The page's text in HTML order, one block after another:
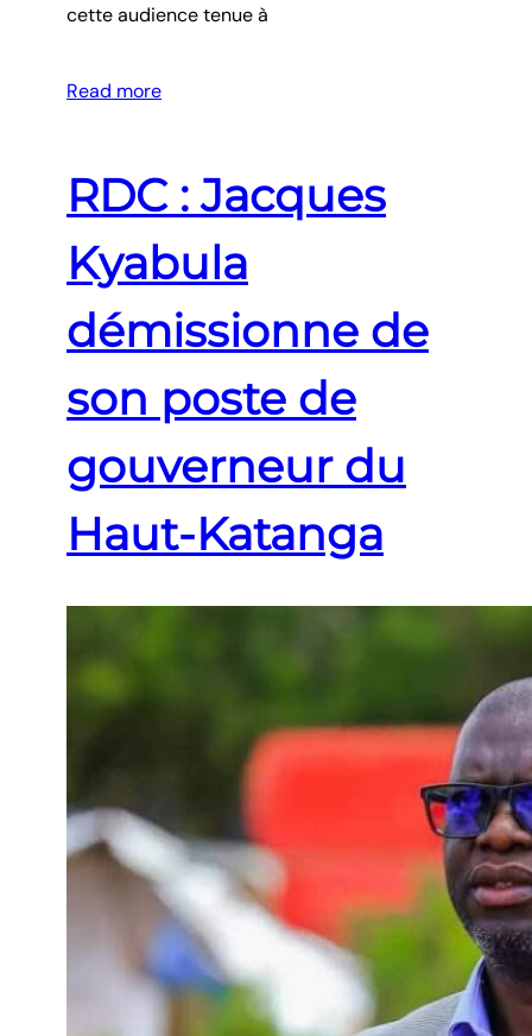
cette audience tenue à
Read more
RDC : Jacques
Kyabula
démissionne de
son poste de
gouverneur du
Haut-Katanga